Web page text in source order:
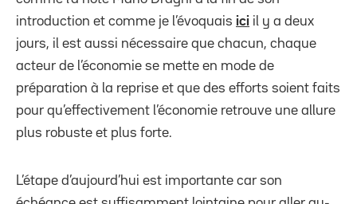
introduction et comme je l’évoquais ici il y a deux
jours, il est aussi nécessaire que chacun, chaque
acteur de l’économie se mette en mode de
préparation à la reprise et que des efforts soient faits
pour qu’effectivement l’économie retrouve une allure
plus robuste et plus forte.
L’étape d’aujourd’hui est importante car son